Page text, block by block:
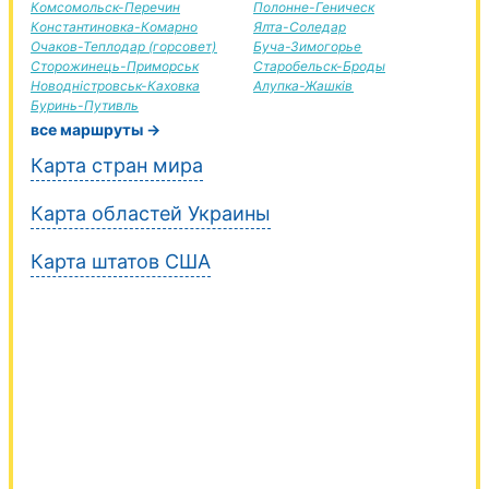
Комсомольск-Перечин
Константиновка-Комарно
Очаков-Теплодар (горсовет)
Сторожинець-Приморськ
Новодністровськ-Каховка
Буринь-Путивль
Полонне-Геническ
Ялта-Соледар
Буча-Зимогорье
Старобельск-Броды
Алупка-Жашків
все маршруты →
Карта стран мира
Карта областей Украины
Карта штатов США